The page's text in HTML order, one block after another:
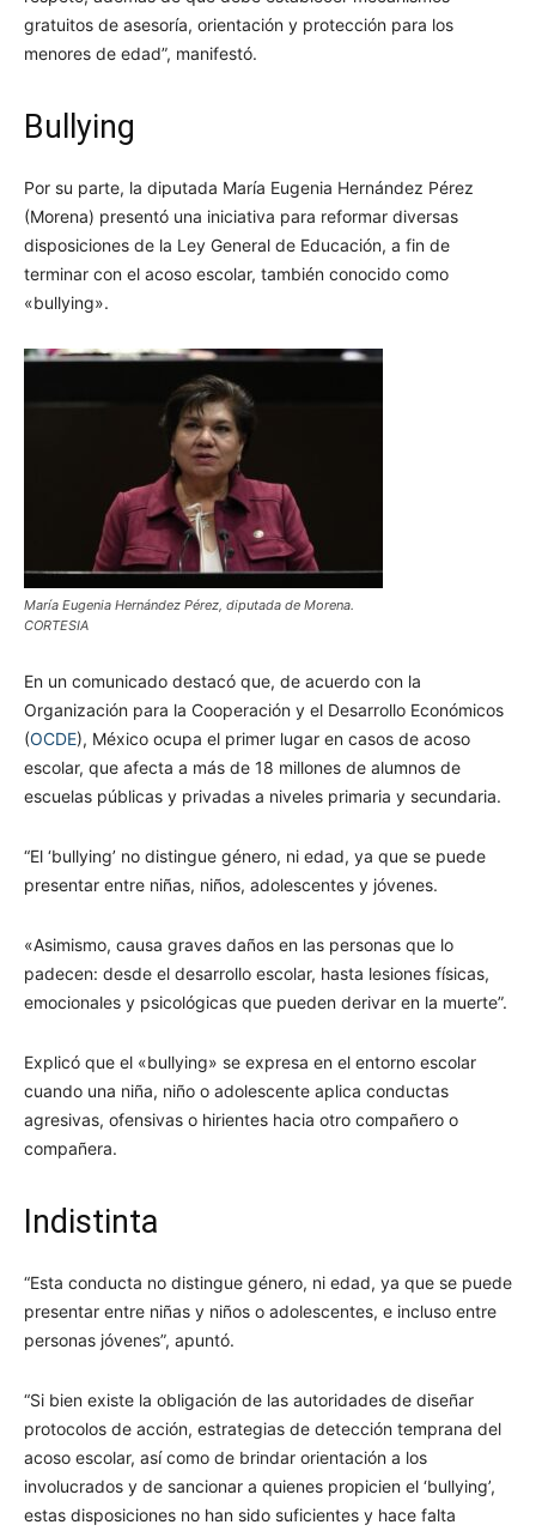
gratuitos de asesoría, orientación y protección para los
menores de edad”, manifestó.
Bullying
Por su parte, la diputada María Eugenia Hernández Pérez
(Morena) presentó una iniciativa para reformar diversas
disposiciones de la Ley General de Educación, a fin de
terminar con el acoso escolar, también conocido como
«bullying».
María Eugenia Hernández Pérez, diputada de Morena.
CORTESIA
En un comunicado destacó que, de acuerdo con la
Organización para la Cooperación y el Desarrollo Económicos
(OCDE), México ocupa el primer lugar en casos de acoso
escolar, que afecta a más de 18 millones de alumnos de
escuelas públicas y privadas a niveles primaria y secundaria.
“El ‘bullying’ no distingue género, ni edad, ya que se puede
presentar entre niñas, niños, adolescentes y jóvenes.
«Asimismo, causa graves daños en las personas que lo
padecen: desde el desarrollo escolar, hasta lesiones físicas,
emocionales y psicológicas que pueden derivar en la muerte”.
Explicó que el «bullying» se expresa en el entorno escolar
cuando una niña, niño o adolescente aplica conductas
agresivas, ofensivas o hirientes hacia otro compañero o
compañera.
Indistinta
“Esta conducta no distingue género, ni edad, ya que se puede
presentar entre niñas y niños o adolescentes, e incluso entre
personas jóvenes”, apuntó.
“Si bien existe la obligación de las autoridades de diseñar
protocolos de acción, estrategias de detección temprana del
acoso escolar, así como de brindar orientación a los
involucrados y de sancionar a quienes propicien el ‘bullying’,
estas disposiciones no han sido suficientes y hace falta